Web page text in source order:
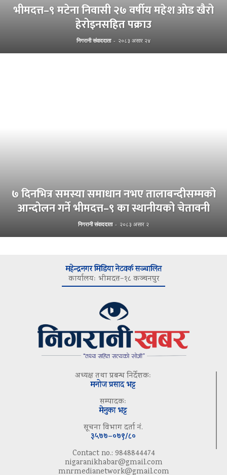
भीमदत्त–९ मटेना निवासी २७ वर्षीय महेश ओड खैरो
हेरोइनसहित पक्राउ
निगरानी संवाददाता - २०८३ असार २४
७ दिनभित्र समस्या समाधान नभए तालाबन्दीसम्मको
आन्दोलन गर्ने भीमदत्त–९ का स्थानीयको चेतावनी
निगरानी संवाददाता - २०८३ असार २
महेन्द्रनगर मिडिया नेटवर्क सञ्चालित
कार्यालयः भीमदत्त–१८ कञ्चनपुर
अध्यक्ष तथा प्रबन्ध निर्देशकः
मनोज प्रसाद भट्ट
सम्पादकः
मेनुका भट्ट
सूचना विभाग दर्ता नं.
३५७७–०७९/८०
Contact no.: 9848844474
nigaranikhabar@gmail.com
mnrmedianetwork@gmail.com